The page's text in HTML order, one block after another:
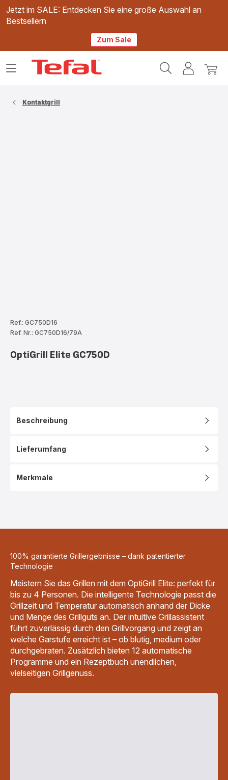
Jetzt im SALE: Entdecken Sie eine große Auswahl an
Bestsellern
Zum Sale
Mein
Mein
Das
Kontaktgrill
Ref.: GC750D16
Ref. Nr.: GC750D16/79A
OptiGrill Elite GC750D
Beschreibung
Lieferumfang
Merkmale
100% garantierte Grillergebnisse – dank patentierter
Technologie
Meistern Sie das Grillen mit dem OptiGrill Elite: perfekt für
bis zu 4 Personen. Die intelligente Technologie passt die
Grillzeit und Temperatur automatisch anhand der Dicke
und Menge des Grillguts an. Der intuitive Grillassistent
führt zuverlässig durch den Grillvorgang und zeigt an
welche Garstufe erreicht ist – ob blutig, medium oder
durchgebraten. Zusätzlich bieten 12 automatische
Programme und ein Rezeptbuch unendlichen,
vielseitigen Grillgenuss.